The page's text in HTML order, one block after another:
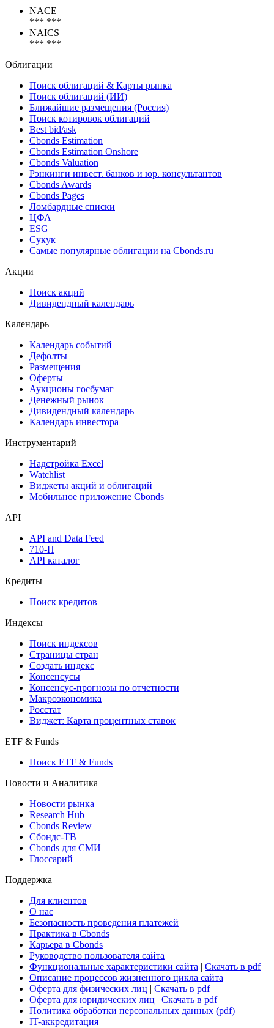
NACE
*** ***
NAICS
*** ***
Облигации
Поиск облигаций & Карты рынка
Поиск облигаций (ИИ)
Ближайшие размещения (Россия)
Поиск котировок облигаций
Best bid/ask
Cbonds Estimation
Cbonds Estimation Onshore
Cbonds Valuation
Рэнкинги инвест. банков и юр. консультантов
Cbonds Awards
Cbonds Pages
Ломбардные списки
ЦФА
ESG
Сукук
Самые популярные облигации на Cbonds.ru
Акции
Поиск акций
Дивидендный календарь
Календарь
Календарь событий
Дефолты
Размещения
Оферты
Аукционы госбумаг
Денежный рынок
Дивидендный календарь
Календарь инвестора
Инструментарий
Надстройка Excel
Watchlist
Виджеты акций и облигаций
Мобильное приложение Cbonds
API
API and Data Feed
710-П
API каталог
Кредиты
Поиск кредитов
Индексы
Поиск индексов
Страницы стран
Создать индекс
Консенсусы
Консенсус-прогнозы по отчетности
Макроэкономика
Росстат
Виджет: Карта процентных ставок
ETF & Funds
Поиск ETF & Funds
Новости и Аналитика
Новости рынка
Research Hub
Cbonds Review
Сбондс-ТВ
Cbonds для СМИ
Глоссарий
Поддержка
Для клиентов
О нас
Безопасность проведения платежей
Практика в Cbonds
Карьера в Cbonds
Руководство пользователя сайта
Функциональные характеристики сайта | Скачать в pdf
Описание процессов жизненного цикла сайта
Оферта для физических лиц | Скачать в pdf
Оферта для юридических лиц | Скачать в pdf
Политика обработки персональных данных (pdf)
IT-аккредитация